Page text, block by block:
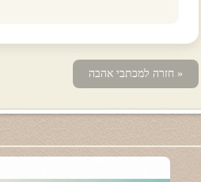
« חזרה למכתבי אהבה